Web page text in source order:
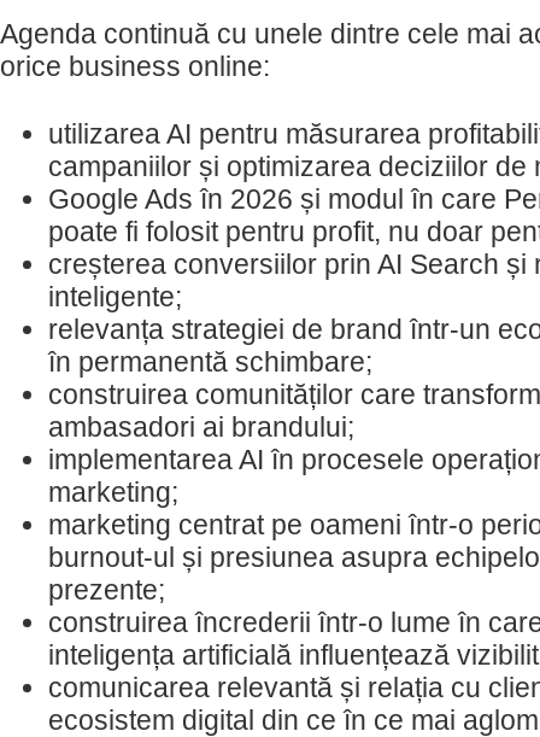
Agenda continuă cu unele dintre cele mai
orice business online:
utilizarea AI pentru măsurarea
campaniilor și optimizarea deciziilor de
Google Ads în 2026 și modul în care
poate fi folosit pentru profit, nu doar
creșterea conversiilor prin AI Search și
inteligente;
relevanța strategiei de brand într-un
în permanentă schimbare;
construirea comunităților care
ambasadori ai brandului;
implementarea AI în procesele
marketing;
marketing centrat pe oameni într-o
burnout-ul și presiunea asupra
prezente;
construirea încrederii într-o lume în
inteligența artificială influențează
comunicarea relevantă și relația cu
ecosistem digital din ce în ce mai